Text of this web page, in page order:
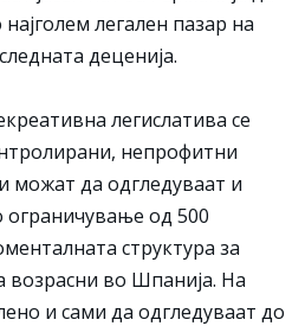
легален пазар на
деценија.
легислатива се
непрофитни
можат да одгледуваат и
ограничување од 500
структура за
возрасни во Шпанија. На
и сами да одгледуваат до